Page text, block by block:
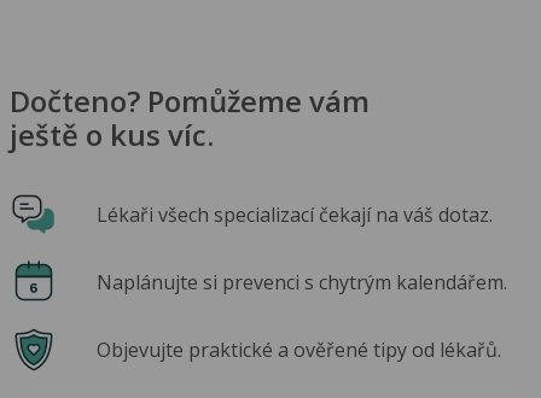
Dočteno? Pomůžeme vám
ještě o kus víc.
Lékaři všech specializací čekají na váš dotaz.
Naplánujte si prevenci s chytrým kalendářem.
Objevujte praktické a ověřené tipy od lékařů.